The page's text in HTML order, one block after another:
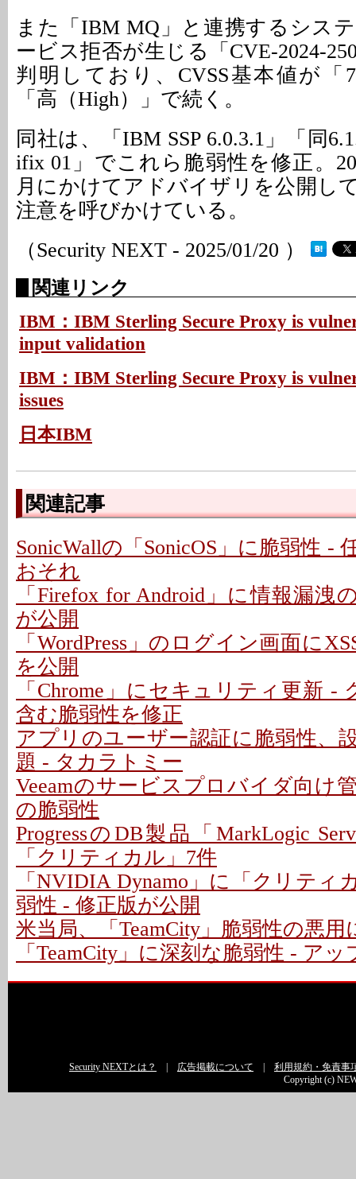
また「IBM MQ」と連携するシス
ービス拒否が生じる「CVE-2024-
判明しており、CVSS基本値が「
「高（High）」で続く。
同社は、「IBM SSP 6.0.3.1」「同
ifix 01」でこれら脆弱性を修正。
月にかけてアドバイザリを公開し
注意を呼びかけている。
（Security NEXT - 2025/01/20 ）
関連リンク
IBM：IBM Sterling Secure Proxy is
input validation
IBM：IBM Sterling Secure Proxy is
issues
日本IBM
関連記事
SonicWallの「SonicOS」に脆弱性 -
おそれ
「Firefox for Android」に情報漏洩
が公開
「WordPress」のログイン画面に
を公開
「Chrome」にセキュリティ更新 -
含む脆弱性を修正
アプリのユーザー認証に脆弱性、
題 - タカラトミー
Veeamのサービスプロバイダ向け
の脆弱性
ProgressのDB製品「MarkLogic
「クリティカル」7件
「NVIDIA Dynamo」に「クリティ
弱性 - 修正版が公開
米当局、「TeamCity」脆弱性の悪用
「TeamCity」に深刻な脆弱性 - ア
Security NEXTとは？ 広告掲載について
利用規約・免責事
Copyright (c)